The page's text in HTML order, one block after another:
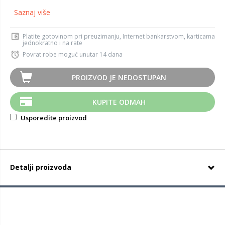
Saznaj više
Platite gotovinom pri preuzimanju, Internet bankarstvom, karticama
jednokratno i na rate
Povrat robe moguć unutar 14 dana
PROIZVOD JE NEDOSTUPAN
KUPITE ODMAH
Usporedite proizvod
Detalji proizvoda